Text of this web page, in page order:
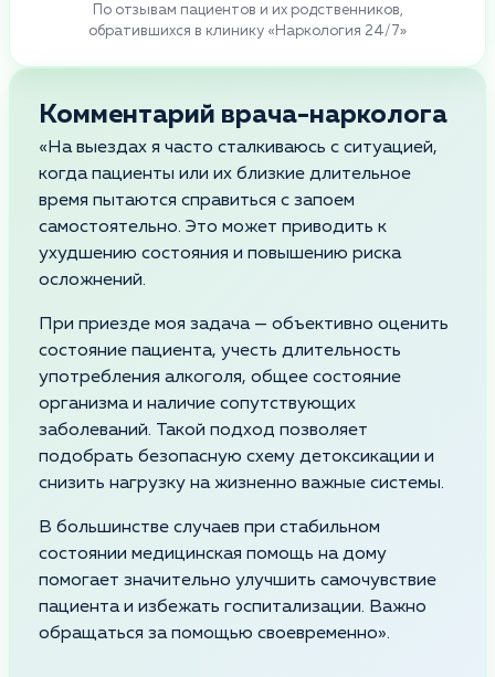
По отзывам пациентов и их родственников,
обратившихся в клинику «Наркология 24/7»
Комментарий врача-нарколога
«На выездах я часто сталкиваюсь с ситуацией,
когда пациенты или их близкие длительное
время пытаются справиться с запоем
самостоятельно. Это может приводить к
ухудшению состояния и повышению риска
осложнений.
При приезде моя задача — объективно оценить
состояние пациента, учесть длительность
употребления алкоголя, общее состояние
организма и наличие сопутствующих
заболеваний. Такой подход позволяет
подобрать безопасную схему детоксикации и
снизить нагрузку на жизненно важные системы.
В большинстве случаев при стабильном
состоянии медицинская помощь на дому
помогает значительно улучшить самочувствие
пациента и избежать госпитализации. Важно
обращаться за помощью своевременно».